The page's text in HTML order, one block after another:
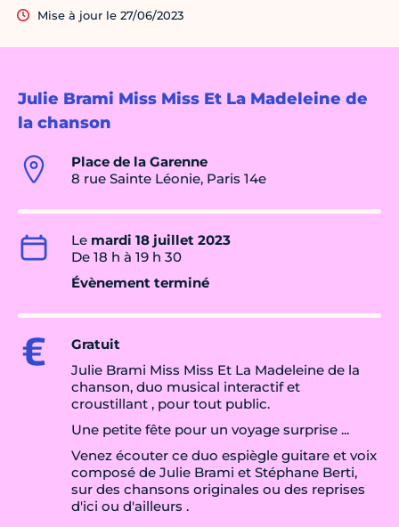
Julie Brami Miss Miss Et La Madeleine de
la chanson
Place de la Garenne
8 rue Sainte Léonie, Paris 14e
Le mardi 18 juillet 2023
De 18 h à 19 h 30
Évènement terminé
Gratuit
Julie Brami Miss Miss Et La Madeleine de la
chanson, duo musical interactif et
croustillant , pour tout public.
Une petite fête pour un voyage surprise ...
Venez écouter ce duo espiègle guitare et voix
composé de Julie Brami et Stéphane Berti,
sur des chansons originales ou des reprises
d'ici ou d'ailleurs .
Mise à jour le 27/06/2023